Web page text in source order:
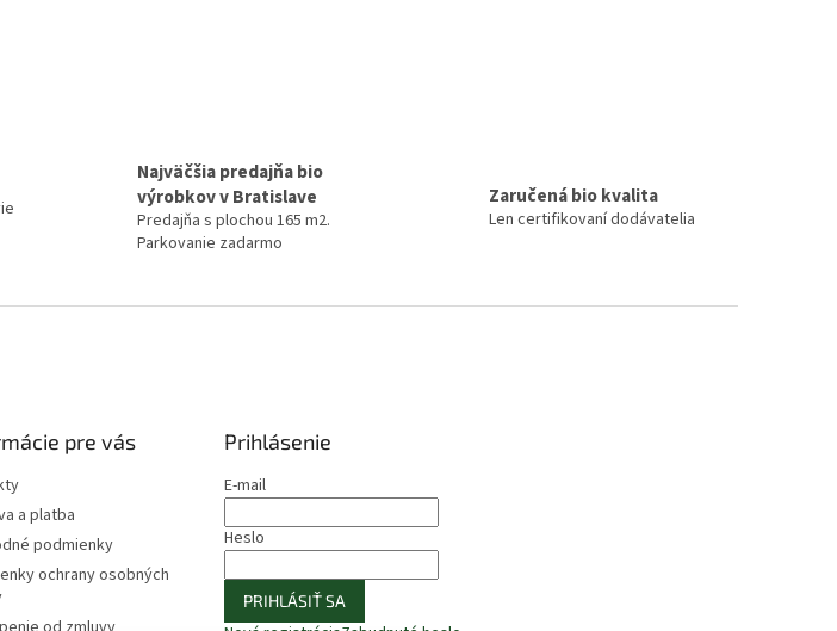
Najväčšia predajňa bio
výrobkov v Bratislave
Predajňa s plochou 165 m2.
Parkovanie zadarmo
Zaručená bio kvalita
Len certifikovaní dodávatelia
pre vás
a platba
podmienky
ochrany osobných
Prihlásenie
E-mail
Heslo
PRIHLÁSIŤ SA